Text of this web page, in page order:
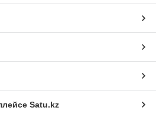
Satu.kz